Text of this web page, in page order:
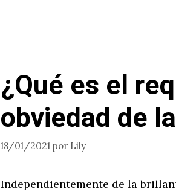
¿Qué es el
obviedad de
18/01/2021 por Lily
Independientemente de la